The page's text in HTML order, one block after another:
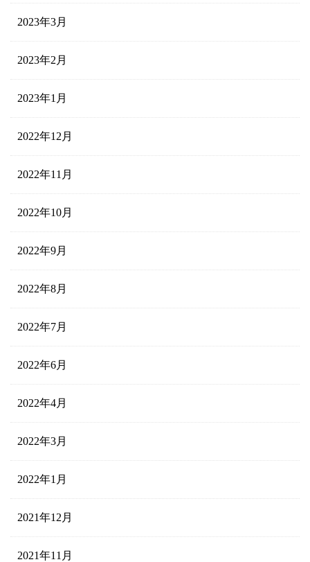
2023年3月
2023年2月
2023年1月
2022年12月
2022年11月
2022年10月
2022年9月
2022年8月
2022年7月
2022年6月
2022年4月
2022年3月
2022年1月
2021年12月
2021年11月